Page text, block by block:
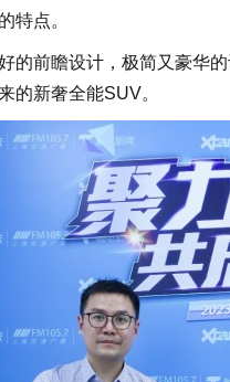
特点。
前瞻设计，极简又豪华的
的新奢全能SUV。